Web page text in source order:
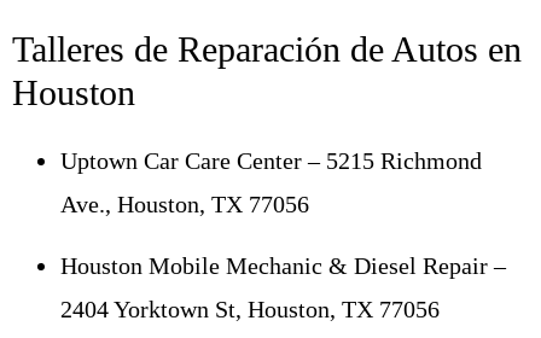
Talleres de Reparación de Autos en
Houston
Uptown Car Care Center – 5215 Richmond
Ave., Houston, TX 77056
Houston Mobile Mechanic & Diesel Repair –
2404 Yorktown St, Houston, TX 77056